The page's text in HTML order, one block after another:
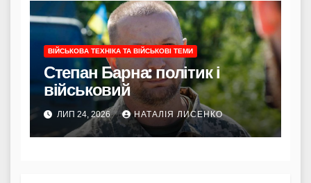
ВІЙСЬКОВА ТЕХНІКА ТА ВІЙСЬКОВІ ТЕМИ
Степан Барна: політик і
військовий
ЛИП 24, 2026 НАТАЛІЯ ЛИСЕНКО